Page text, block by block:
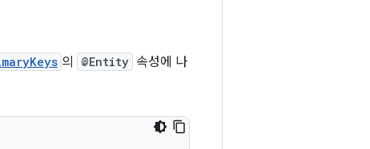
의 @Entity 속성에 나